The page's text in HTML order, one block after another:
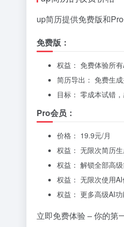
up简历提供免费版和
免费版：
权益： 免费体验所有
简历导出： 免费生
目标： 零成本试错
Pro会员：
价格： 19.9元/月
权益： 无限次简历生
权益： 解锁全部高级
权益： 无限次使用AI
权益： 更多高级AI
立即免费体验 – 你的第